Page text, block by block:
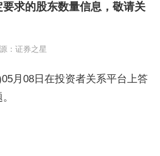
求的股东数量信息，敬请关
：证券之星
月08日在投资者关系平台上答